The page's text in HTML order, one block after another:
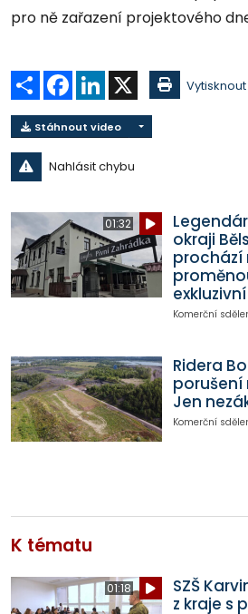
pro ně zařazení projektového
Sdílet Facebook
LinkedIn
Stáhnout video
Nahlásit chybu
01:32
okraji
prochází
Komerční
Ridera
porušení
Jen
Komerční
K tématu
01:18
SZŠ
z kraje s